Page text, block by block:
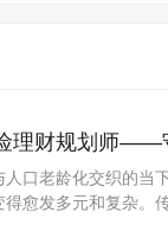
理财规划师——
口老龄化交织的当
愈发多元和复杂。